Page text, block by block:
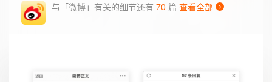
与「微博」有关的细节还有 70 篇 查看全部